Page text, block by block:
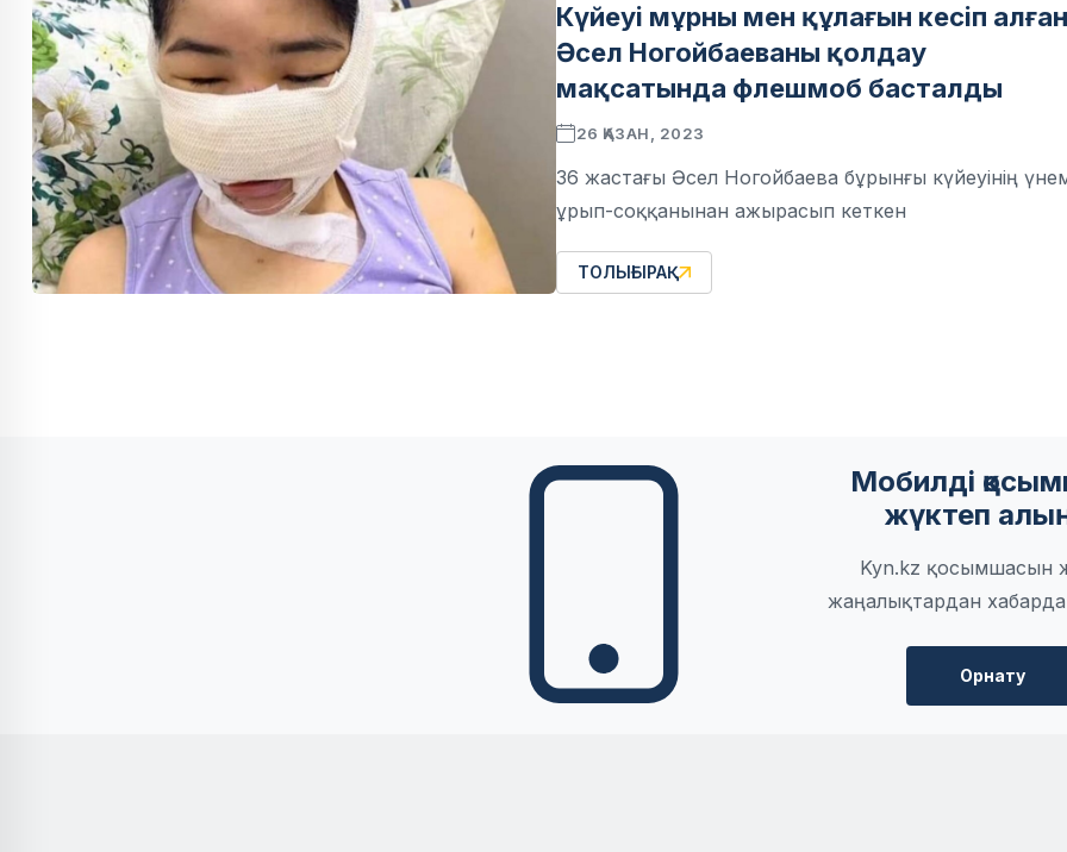
Күйеуі мұрны мен құлағын кесіп
Әсел Ногойбаеваны қолдау
мақсатында флешмоб басталды
26 ҚАЗАН, 2023
36 жастағы Әсел Ногойбаева бұрынғы күйеуінің
ұрып-соққанынан ажырасып кеткен
ТОЛЫҒЫРАҚ
Мобилді
жүктеп
Kyn.kz қосымшасын
жаңалықтардан
Орнату